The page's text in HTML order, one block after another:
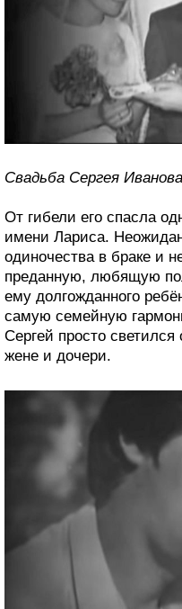
Свадьба Сергея
От гибели его спасла
имени Лариса.
одиночества в браке и
преданную, любящую
ему долгожданного
самую семейную
Сергей просто
жене и дочери.